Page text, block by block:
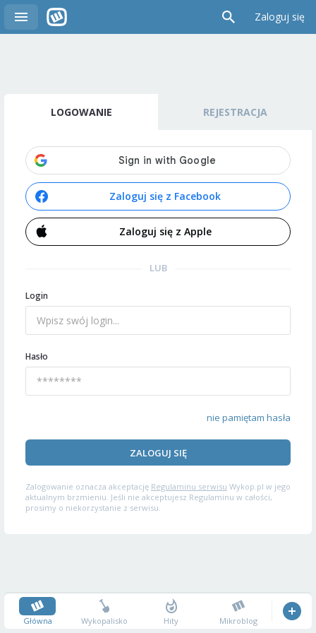
Zaloguj się
LOGOWANIE REJESTRACJA
Zaloguj się z Facebook
Zaloguj się z Apple
LUB
Login
Hasło
nie pamiętam hasła
ZALOGUJ SIĘ
Zalogowanie oznacza akceptację Regulaminu serwisu Wykop.pl w jego
aktualnym brzmieniu. Jeśli nie akceptujesz Regulaminu w całości,
prosimy o niekorzystanie z serwisu.
Główna Wykopalisko Hity Mikroblog